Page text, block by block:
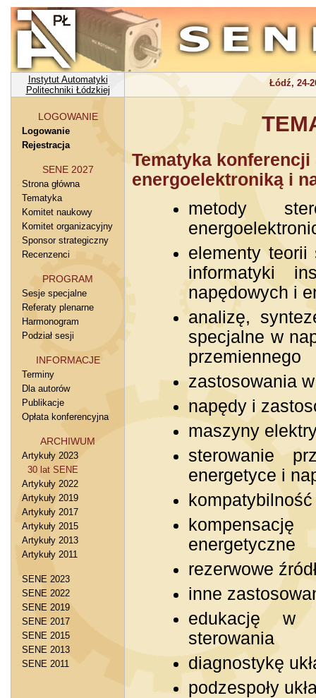
Instytut Automatyki
Politechniki Łódzkiej
Łódź, 24-
LOGOWANIE
Logowanie
Rejestracja
SENE 2027
Strona główna
Tematyka
Komitet naukowy
Komitet organizacyjny
Sponsor strategiczny
Recenzenci
PROGRAM
Sesje specjalne
Referaty plenarne
Harmonogram
Podział sesji
INFORMACJE
Terminy
Dla autorów
Publikacje
Opłata konferencyjna
ARCHIWUM
Artykuły 2023
30 lat SENE
Artykuły 2022
Artykuły 2019
Artykuły 2017
Artykuły 2015
Artykuły 2013
Artykuły 2011
SENE 2023
SENE 2022
SENE 2019
SENE 2017
SENE 2015
SENE 2013
SENE 2011
Tematyka
energoelektroniką i
metody
elementy teorii
informatyki
napędowych i
analizę,
specjalne w
przemiennego
zastosowania
napędy i
maszyny
sterowanie
energetyce i
energetyczne
rezerwowe
inne
edukację w
sterowania
diagnostykę
podzespoły